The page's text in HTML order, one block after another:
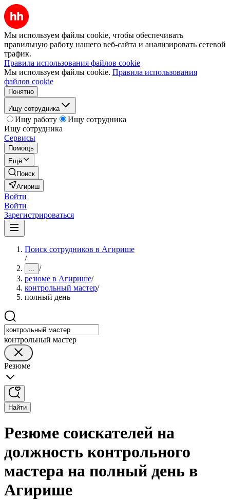
Мы используем файлы cookie, чтобы обеспечивать
правильную работу нашего веб-сайта и анализировать сетевой
трафик.
Правила использования файлов cookie
Мы используем файлы cookie. Правила использования
файлов cookie
Понятно
Ищу сотрудника
Ищу работу
Ищу сотрудника
Ищу сотрудника
Сервисы
Помощь
Ещё
Поиск
Агириш
Войти
Войти
Зарегистрироваться
Поиск сотрудников в Агирише
/
... /
резюме в Агирише/
контрольный мастер/
полный день
контрольный мастер
Резюме
Найти
Резюме соискателей на
должность контрольного
мастера на полный день в
Агирише